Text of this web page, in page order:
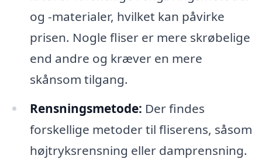
og -materialer, hvilket kan påvirke
prisen. Nogle fliser er mere skrøbelige
end andre og kræver en mere
skånsom tilgang.
Rensningsmetode: Der findes
forskellige metoder til fliserens, såsom
højtryksrensning eller damprensning.